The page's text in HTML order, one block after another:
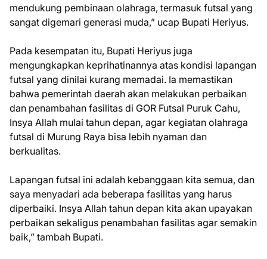
mendukung pembinaan olahraga, termasuk futsal yang
sangat digemari generasi muda,” ucap Bupati Heriyus.
Pada kesempatan itu, Bupati Heriyus juga
mengungkapkan keprihatinannya atas kondisi lapangan
futsal yang dinilai kurang memadai. Ia memastikan
bahwa pemerintah daerah akan melakukan perbaikan
dan penambahan fasilitas di GOR Futsal Puruk Cahu,
Insya Allah mulai tahun depan, agar kegiatan olahraga
futsal di Murung Raya bisa lebih nyaman dan
berkualitas.
Lapangan futsal ini adalah kebanggaan kita semua, dan
saya menyadari ada beberapa fasilitas yang harus
diperbaiki. Insya Allah tahun depan kita akan upayakan
perbaikan sekaligus penambahan fasilitas agar semakin
baik,” tambah Bupati.